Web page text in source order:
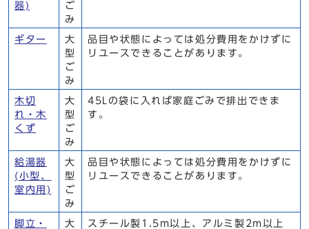
器)
ご
み
ギター
大
型
ご
み
品目や状態によっては処分費用をかけずに
リユースできることがあります。
木切
れ・木
くず
大
型
ご
み
45Lの袋に入れば家庭ごみで排出できま
す。
給湯器
(小型、
室内用)
大
型
ご
み
品目や状態によっては処分費用をかけずに
リユースできることがあります。
脚立・
大
スチール製1.5m以上、アルミ製2m以上